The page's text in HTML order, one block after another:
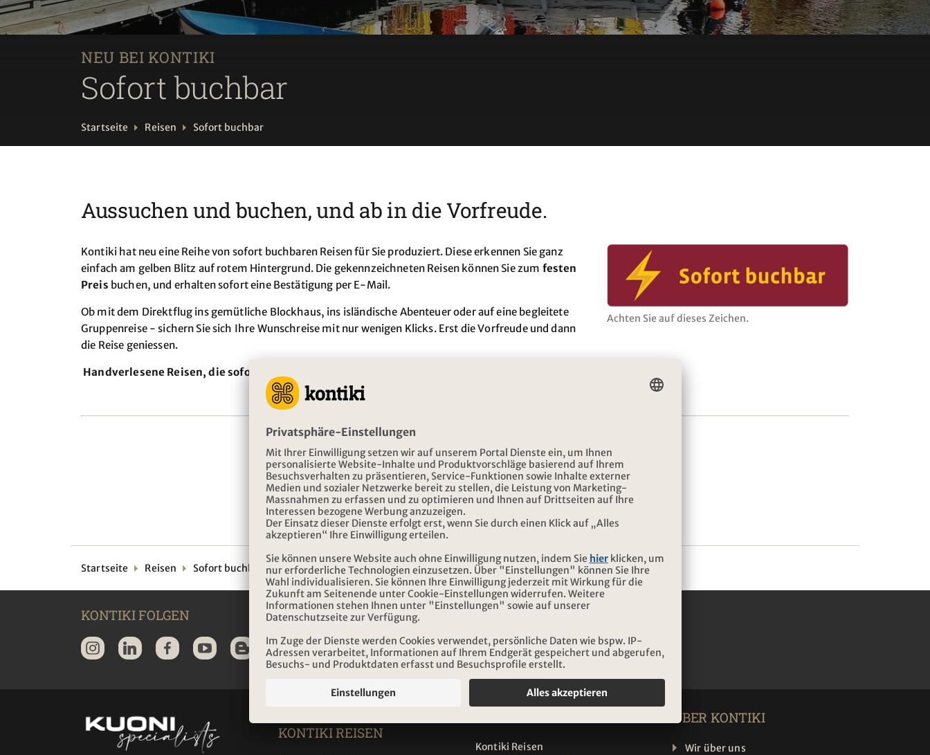
NEU BEI KONTIKI
Sofort buchbar
Startseite Reisen Sofort buchbar
Aussuchen und buchen, und ab in die Vorfreude.
Kontiki hat neu eine Reihe von sofort buchbaren Reisen für Sie produziert. Diese erkennen Sie ganz
einfach am gelben Blitz auf rotem Hintergrund. Die gekennzeichneten Reisen können Sie zum festen
Preis buchen, und erhalten sofort eine Bestätigung per E-Mail.
Ob mit dem Direktflug ins gemütliche Blockhaus, ins isländische Abenteuer oder auf eine begleitete
Gruppenreise - sichern Sie sich Ihre Wunschreise mit nur wenigen Klicks. Erst die Vorfreude und dann
die Reise geniessen.
Handverlesene Reisen, die sofort buchbar sind – für alle, die nicht lange zögern möchten.
Achten Sie auf dieses Zeichen.
Unsere Spezialreisen
Startseite Reisen Sofort buchbar
KONTIKI FOLGEN NEWSLETTER ABONNIEREN
Abonnieren
KONTIKI REISEN
Kontiki Reisen
ÜBER KONTIKI
Wir über uns